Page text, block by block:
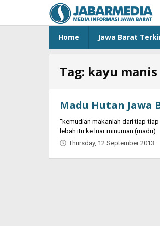
content
Home Jawa Barat
Tag: kayu manis
Madu Hutan Jawa
“kemudian makanlah dari tiap-
lebah itu ke luar minuman (madu)
Thursday, 12 September 2013